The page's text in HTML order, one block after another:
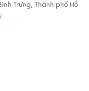
Trưng, Thành phố Hồ